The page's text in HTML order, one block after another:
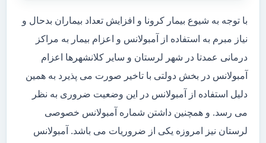
با توجه به شیوع بیمار کرونا و افزایش تعداد بیماران بدحال و
نیاز مبرم به استفاده از آمبولانس و اعزام بیمار به مراکز
درمانی عمدتا در شهر لرستان و سایر کلانشهرها اعزام
آمبولانس در بخش دولتی با تاخیر صورت می پذیرد به همین
دلیل استفاده از آمبولانس در این وضعیت ضروری به نظر
می رسد. و همچنین داشتن شماره آمبولانس خصوصی
لرستان نیز امروزه یکی از ضروریات می باشد. آمبولانس